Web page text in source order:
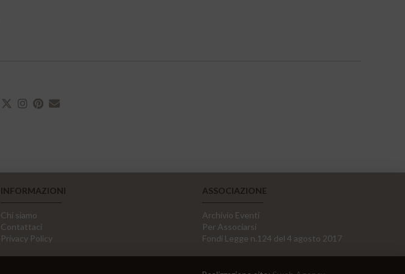
INFORMAZIONI
Chi siamo
Contattaci
Privacy Policy
ASSOCIAZIONE
Archivio Eventi
Per Associarsi
Fondi Legge n.124 del 4 agosto 2017